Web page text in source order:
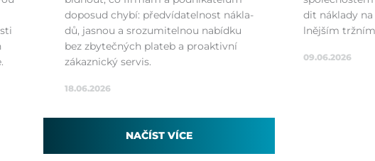
do­po­sud chy­bí: před­ví­da­telnost ná­kla­
dů, jasnou a sro­zu­mi­telnou na­bídku
bez zby­tečných pla­teb a proak­tivní
zá­kaz­nický servis.
18.06.2026
dit ná­kla­dy
lnějším
09.06.2026
NAČÍST VÍCE